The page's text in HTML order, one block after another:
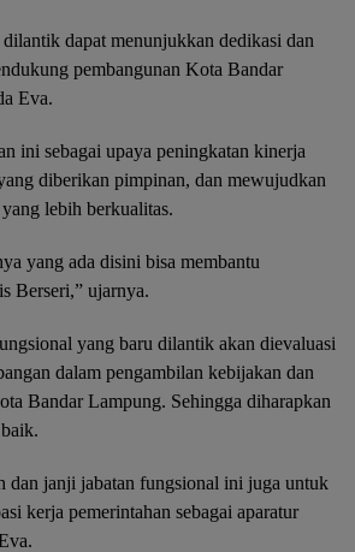
dapat menunjukkan dedikasi dan
pembangunan Kota Bandar
Eva.
ini sebagai upaya peningkatan kinerja
diberikan pimpinan, dan mewujudkan
lebih berkualitas.
yang ada disini bisa membantu
Berseri,” ujarnya.
yang baru dilantik akan dievaluasi
dalam pengambilan kebijakan dan
Bandar Lampung. Sehingga diharapkan
dan janji jabatan fungsional ini juga untuk
kerja pemerintahan sebagai aparatur